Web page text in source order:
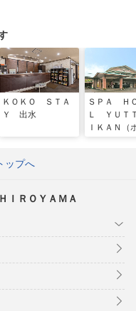
ＫＯＫＯ ＳＴＡ
Ｙ 出水
ＳＰＡ Ｈ
Ｌ ＹＵＴ
ＩＫＡＮ（
ップへ
ＲＯＹＡＭＡ